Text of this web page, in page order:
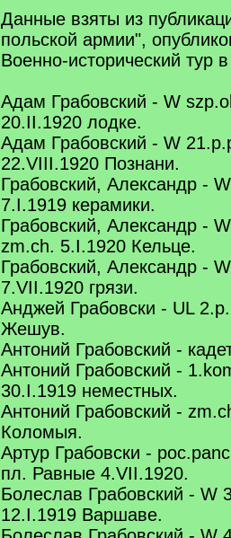
Данные взяты из
польской армии",
Военно-исторический тур
Адам Грабовский - W
20.II.1920 лодке.
Адам Грабовский - W
22.VIII.1920 Познани.
Грабовский, Александр -
7.I.1919 керамики.
Грабовский, Александр -
zm.ch. 5.I.1920 Кельце.
Грабовский, Александр -
7.VII.1920 грязи.
Анджей Грабовски - UL
Жешув.
Антоний Грабовский -
Антоний Грабовский -
30.I.1919 неместных.
Антоний Грабовский -
Коломыя.
Артур Грабовски -
пл. Равные 4.VII.1920.
Болеслав Грабовский - W
12.I.1919 Варшаве.